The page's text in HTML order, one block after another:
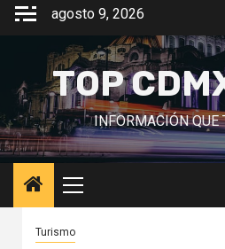
Saltar
contenido
agosto 9, 2026
TOP
INFORMACIÓN QUE
Menú
principal
Turismo